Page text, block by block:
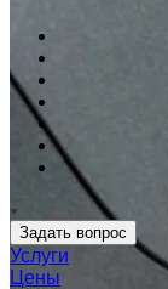
Задать вопрос
Услуги
Цены